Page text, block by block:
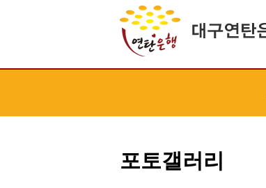
포토갤러리